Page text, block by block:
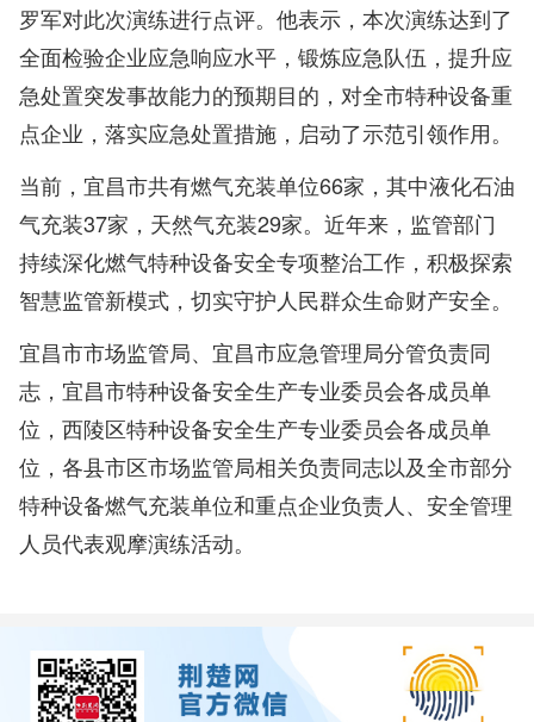
罗军对此次演练进行点评。他表示，本次演练达到了
全面检验企业应急响应水平，锻炼应急队伍，提升应
急处置突发事故能力的预期目的，对全市特种设备重
点企业，落实应急处置措施，启动了示范引领作用。
当前，宜昌市共有燃气充装单位66家，其中液化石油
气充装37家，天然气充装29家。近年来，监管部门
持续深化燃气特种设备安全专项整治工作，积极探索
智慧监管新模式，切实守护人民群众生命财产安全。
宜昌市市场监管局、宜昌市应急管理局分管负责同
志，宜昌市特种设备安全生产专业委员会各成员单
位，西陵区特种设备安全生产专业委员会各成员单
位，各县市区市场监管局相关负责同志以及全市部分
特种设备燃气充装单位和重点企业负责人、安全管理
人员代表观摩演练活动。